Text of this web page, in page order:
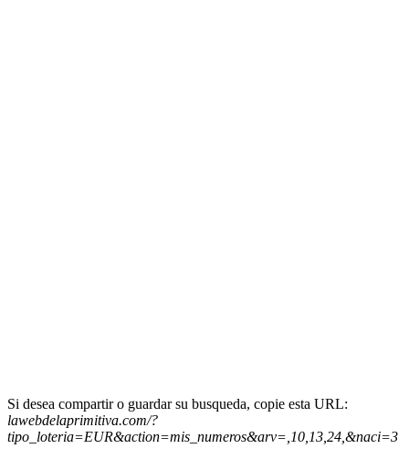
Si desea compartir o guardar su busqueda, copie esta URL:
lawebdelaprimitiva.com/?
tipo_loteria=EUR&action=mis_numeros&arv=,10,13,24,&naci=3